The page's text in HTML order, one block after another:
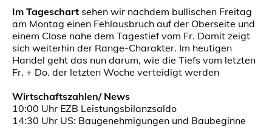
Im Tageschart sehen wir nachdem bullischen Freitag
am Montag einen Fehlausbruch auf der Oberseite und
einem Close nahe dem Tagestief vom Fr. Damit zeigt
sich weiterhin der Range-Charakter. Im heutigen
Handel geht das nun darum, wie die Tiefs vom letzten
Fr. + Do. der letzten Woche verteidigt werden
Wirtschaftszahlen/ News
10:00 Uhr EZB Leistungsbilanzsaldo
14:30 Uhr US: Baugenehmigungen und Baubeginne